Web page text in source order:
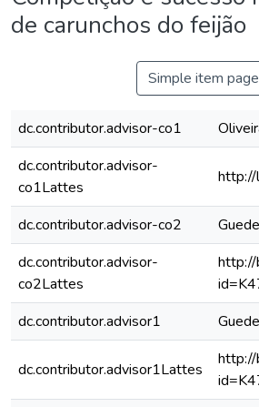
de carunchos do feijão
Simple item page
dc.contributor.advisor-co1
dc.contributor.advisor-
co1Lattes
dc.contributor.advisor-co2
dc.contributor.advisor-
co2Lattes
http://
dc.contributor.advisor1
dc.contributor.advisor1Lattes
http://